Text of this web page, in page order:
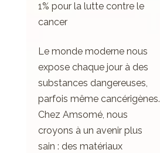
1% pour la lutte contre le
cancer
Le monde moderne nous
expose chaque jour à des
substances dangereuses,
parfois même cancérigènes.
Chez Amsomé, nous
croyons à un avenir plus
sain : des matériaux